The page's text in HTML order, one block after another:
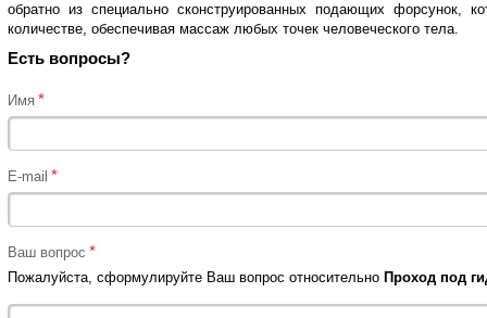
обратно из специально сконструированных подающих форсунок,
количестве, обеспечивая массаж любых точек человеческого тела.
Есть вопросы?
Имя *
E-mail *
Ваш вопрос *
Пожалуйста, сформулируйте Ваш вопрос относительно Проход под